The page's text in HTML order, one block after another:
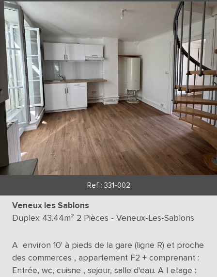
Ref : 331-002
Veneux les Sablons
Duplex 43.44m² 2 Pièces - Veneux-Les-Sablons
A environ 10' à pieds de la gare (ligne R) et proche
des commerces , appartement F2 + comprenant :
Entrée, wc, cuisne , sejour, salle d'eau. A l etage :